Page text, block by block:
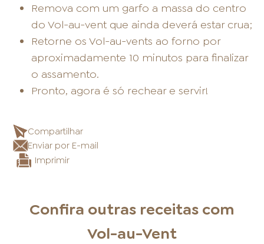
Remova com um garfo a massa do centro
do Vol-au-vent que ainda deverá estar crua;
Retorne os Vol-au-vents ao forno por
aproximadamente 10 minutos para finalizar
o assamento.
Pronto, agora é só rechear e servir!
Compartilhar
Enviar por E-mail
Imprimir
Confira outras receitas com
Vol-au-Vent